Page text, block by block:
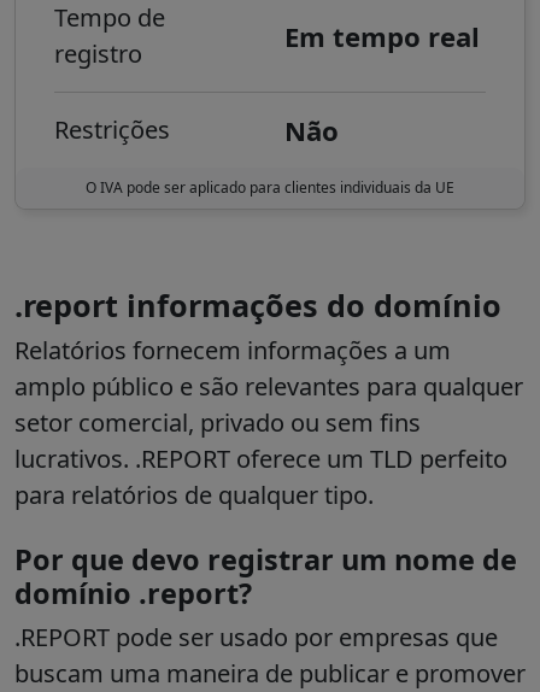
Tempo de
registro
Em tempo real
Restrições Não
O IVA pode ser aplicado para clientes individuais da UE
.report informações do domínio
Relatórios fornecem informações a um
amplo público e são relevantes para qualquer
setor comercial, privado ou sem fins
lucrativos. .REPORT oferece um TLD perfeito
para relatórios de qualquer tipo.
Por que devo registrar um nome de
domínio .report?
.REPORT pode ser usado por empresas que
buscam uma maneira de publicar e promover